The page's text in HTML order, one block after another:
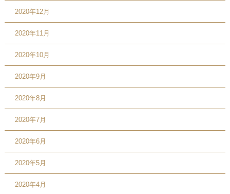
2020年12月
2020年11月
2020年10月
2020年9月
2020年8月
2020年7月
2020年6月
2020年5月
2020年4月